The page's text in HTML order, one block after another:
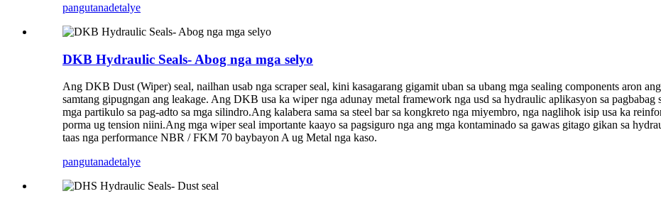
pangutanadetalye
DKB Hydraulic Seals- Abog nga mga selyo
Ang DKB Dust (Wiper) seal, nailhan usab nga scraper seal, kini kasagarang gigamit uban sa ubang mga sealing components aron
samtang gipugngan ang leakage. Ang DKB usa ka wiper nga adunay metal framework nga usd sa hydraulic aplikasyon sa pagbabag
mga partikulo sa pag-adto sa mga silindro.Ang kalabera sama sa steel bar sa kongkreto nga miyembro, nga naglihok isip usa ka
porma ug tension niini.Ang mga wiper seal importante kaayo sa pagsiguro nga ang mga kontaminado sa gawas gitago gikan sa
taas nga performance NBR / FKM 70 baybayon A ug Metal nga kaso.
pangutanadetalye